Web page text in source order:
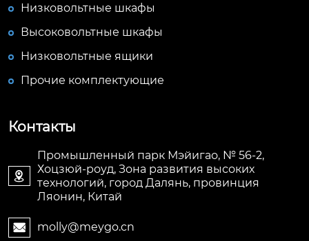
Низковольтные шкафы
Высоковольтные шкафы
Низковольтные ящики
Прочие комплектующие
Контакты

Промышленный парк Мэйигао, № 56-2,
Хоцзюй-роуд, Зона развития высоких
технологий, город Далянь, провинция
Ляонин, Китай
 molly@meygo.cn